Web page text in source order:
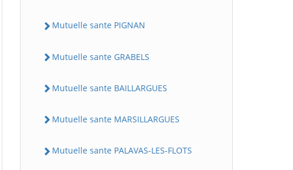
Mutuelle sante PIGNAN
Mutuelle sante GRABELS
Mutuelle sante BAILLARGUES
Mutuelle sante MARSILLARGUES
Mutuelle sante PALAVAS-LES-FLOTS